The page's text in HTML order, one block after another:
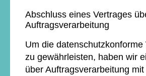
Abschluss eines Vertrages
Auftragsverarbeitung
Um die datenschutzkonforme
zu gewährleisten, haben wir
über Auftragsverarbeitung